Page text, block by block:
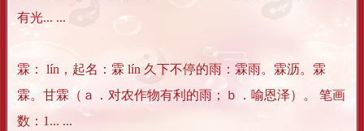
有光... ...
霖： lín，起名：霖 lín 久下不停的雨：霖雨。霖沥。霖
霖。甘霖（ａ．对农作物有利的雨；ｂ．喻恩泽）。 笔画
数：1... ...